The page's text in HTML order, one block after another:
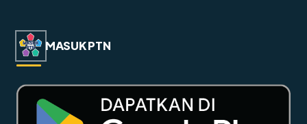
MASUK PTN